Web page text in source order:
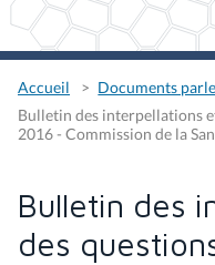
Accueil
Documents
Bulletin des interpellations
2016 - Commission de la
Bulletin des
des